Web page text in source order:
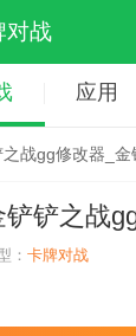
对战
应用
战gg修改器_
：卡牌对战